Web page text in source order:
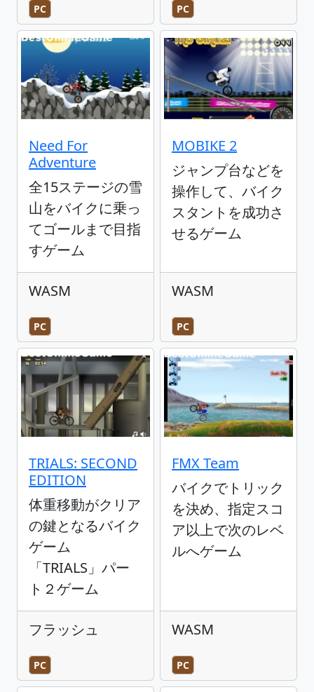
PC PC
Need For
Adventure
全15ステージの雪
山をバイクに乗っ
てゴールまで目指
すゲーム
WASM
PC
MOBIKE 2
ジャンプ台などを
操作して、バイク
スタントを成功さ
せるゲーム
WASM
PC
TRIALS: SECOND
EDITION
体重移動がクリア
の鍵となるバイク
ゲーム
「TRIALS」パー
ト２ゲーム
フラッシュ
PC
FMX Team
バイクでトリック
を決め、指定スコ
ア以上で次のレベ
ルへゲーム
WASM
PC